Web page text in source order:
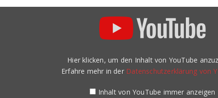
Hier klicken, um den Inhalt von YouTube
Erfahre mehr in der Datenschutzerklärung von
Inhalt von YouTube immer anzeigen